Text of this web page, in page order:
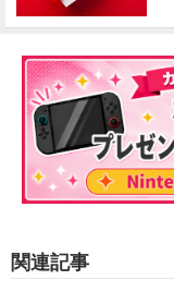
関連記事